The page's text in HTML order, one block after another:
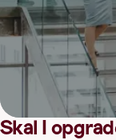
Skal I